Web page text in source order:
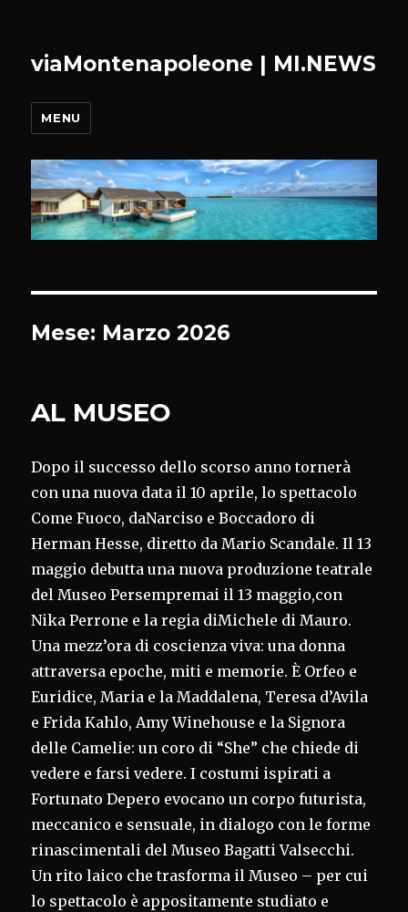
viaMontenapoleone | MI.NEWS
MENU
Mese: Marzo 2026
AL MUSEO
Dopo il successo dello scorso anno tornerà
con una nuova data il 10 aprile, lo spettacolo
Come Fuoco, daNarciso e Boccadoro di
Herman Hesse, diretto da Mario Scandale. Il 13
maggio debutta una nuova produzione teatrale
del Museo Persempremai il 13 maggio,con
Nika Perrone e la regia diMichele di Mauro.
Una mezz’ora di coscienza viva: una donna
attraversa epoche, miti e memorie. È Orfeo e
Euridice, Maria e la Maddalena, Teresa d’Avila
e Frida Kahlo, Amy Winehouse e la Signora
delle Camelie: un coro di “She” che chiede di
vedere e farsi vedere. I costumi ispirati a
Fortunato Depero evocano un corpo futurista,
meccanico e sensuale, in dialogo con le forme
rinascimentali del Museo Bagatti Valsecchi.
Un rito laico che trasforma il Museo – per cui
lo spettacolo è appositamente studiato e